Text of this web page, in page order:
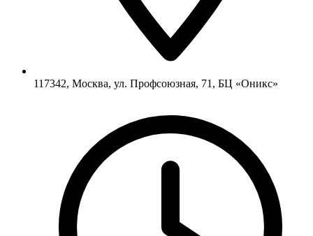
117342, Москва, ул. Профсоюзная, 71, БЦ «Оникс»